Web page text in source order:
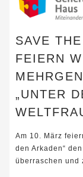
SAVE
FEIERN
„UNTER
Am 10. März
den Arkaden“
überraschen und